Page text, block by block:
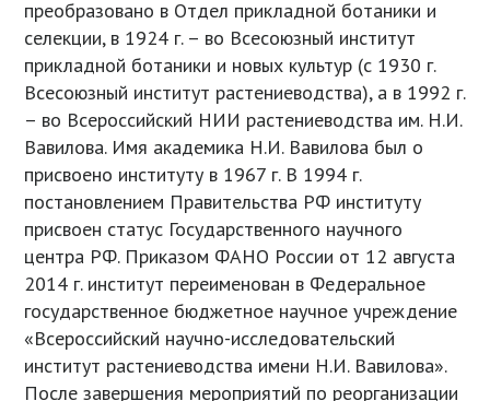
преобразовано в Отдел прикладной ботаники и
селекции, в 1924 г. – во Всесоюзный институт
прикладной ботаники и новых культур (с 1930 г.
Всесоюзный институт растениеводства), а в 1992 г.
– во Всероссийский НИИ растениеводства им. Н.И.
Вавилова. Имя академика Н.И. Вавилова был о
присвоено институту в 1967 г. В 1994 г.
постановлением Правительства РФ институту
присвоен статус Государственного научного
центра РФ. Приказом ФАНО России от 12 августа
2014 г. институт переименован в Федеральное
государственное бюджетное научное учреждение
«Всероссийский научно-исследовательский
институт растениеводства имени Н.И. Вавилова».
После завершения мероприятий по реорганизации